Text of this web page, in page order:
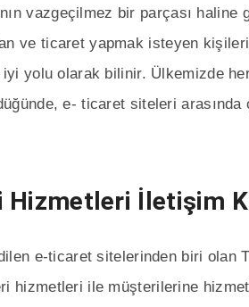
vazgeçilmez bir parçası haline
ve ticaret yapmak isteyen
iyi yolu olarak bilinir. Ülkemizde
e- ticaret siteleri
İletişim
e-ticaret sitelerinden biri olan
hizmetleri ile müşterilerine